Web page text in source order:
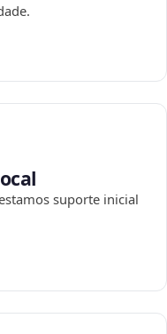
suporte inicial